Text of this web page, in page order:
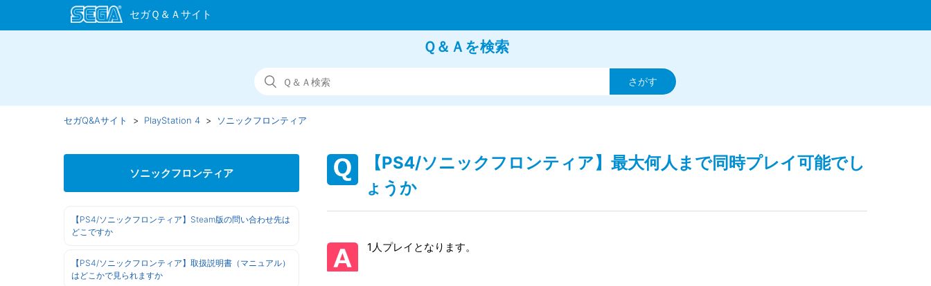
Ｑ＆Ａを検索
セガQ&Aサイト PlayStation 4 ソニックフロンティア
ソニックフロンティア
【PS4/ソニックフロンティア】Steam版の問い合わせ先は
どこですか
【PS4/ソニックフロンティア】取扱説明書（マニュアル）
はどこかで見られますか
【PS4/ソニックフロンティア】最大何人まで同時プレイ可能でし
ょうか
1人プレイとなります。